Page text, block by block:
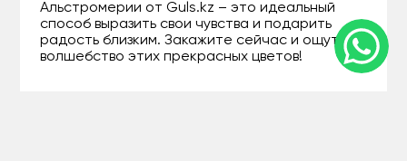
Альстромерии от Guls.kz – это идеальный
способ выразить свои чувства и подарить
радость близким. Закажите сейчас и ощутите
волшебство этих прекрасных цветов!